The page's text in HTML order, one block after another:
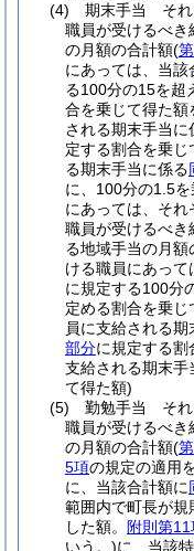
(4)
期末手当 それ
職員が受けるべき
の月額の合計額(
にあっては、当該
る100分の15を超
合を乗じて得た額
される期末手当に
定する割合を乗
る期末手当に係る
に、100分の1.5
にあっては、そ
職員が受けるべき
る地域手当の月額
ける職員にあって
に規定する100分
定める割合を乗
員に支給される期
部分に規定する割
支給される期末手
て得た額)
(5)
勤勉手当 それ
職員が受けるべき
の月額の合計額(
5項の規定の適用
に、当該合計額に
範囲内で町長が規
した額。
附則第11
いう。)に、当該